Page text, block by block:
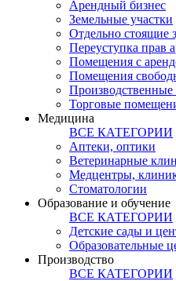
Арендный бизнес
Земельные участки
Отдельно стоящие
Переуступка прав
Помещения с
Помещения
Торговые
Медицина
ВСЕ КАТЕГОРИИ
Аптеки, оптики
Ветеринарные
Медцентры,
Стоматологии
Образование и обучение
ВСЕ КАТЕГОРИИ
Детские сады и
Образовательные
Производство
ВСЕ КАТЕГОРИИ